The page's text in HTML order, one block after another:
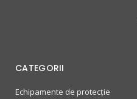
CATEGORII
Echipamente de protecție